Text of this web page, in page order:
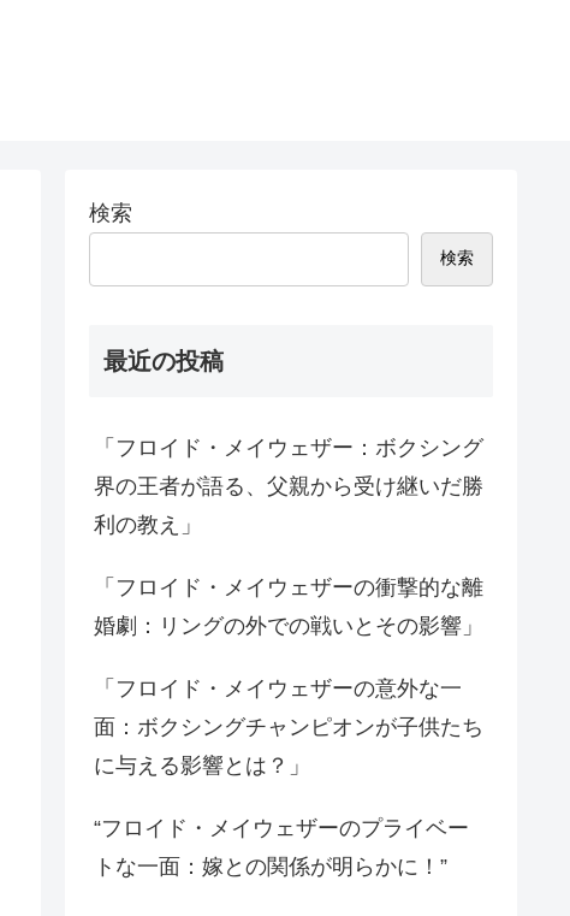
検索
検索
最近の投稿
「フロイド・メイウェザー：ボクシング
界の王者が語る、父親から受け継いだ勝
利の教え」
「フロイド・メイウェザーの衝撃的な離
婚劇：リングの外での戦いとその影響」
「フロイド・メイウェザーの意外な一
面：ボクシングチャンピオンが子供たち
に与える影響とは？」
“フロイド・メイウェザーのプライベー
トな一面：嫁との関係が明らかに！”